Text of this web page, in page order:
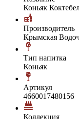
Коньяк
Производитель
Крымская
Тип напитка
Коньяк
Артикул
4660017480156
Коллекция